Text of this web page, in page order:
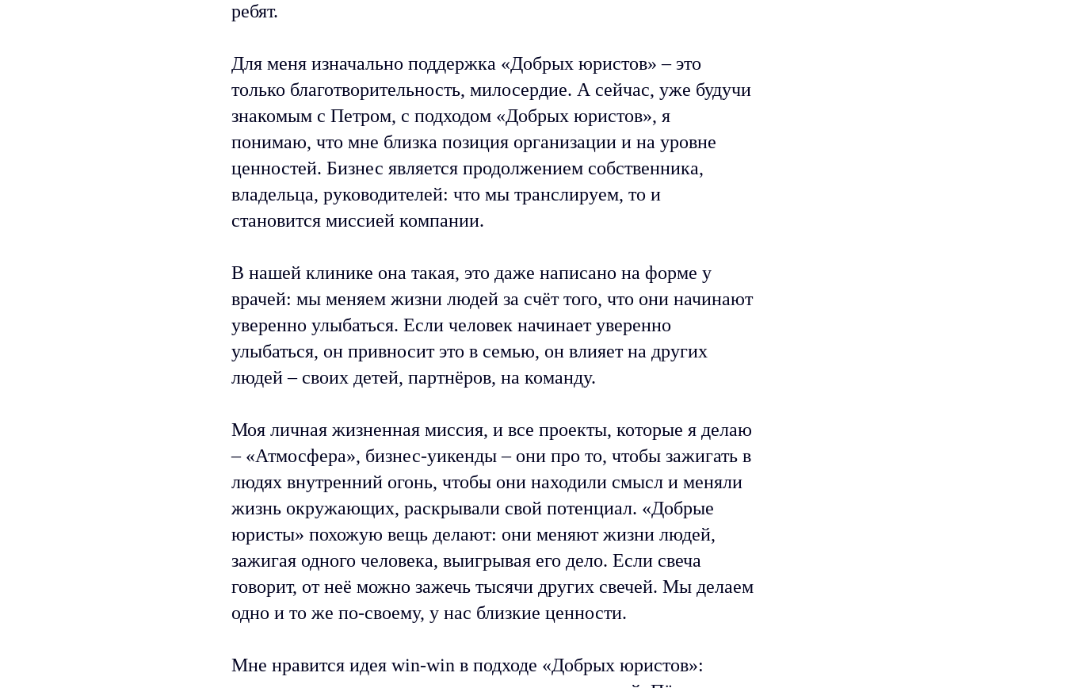
ребят.
Для меня изначально поддержка «Добрых юристов» – это
только благотворительность, милосердие. А сейчас, уже будучи
знакомым с Петром, с подходом «Добрых юристов», я
понимаю, что мне близка позиция организации и на уровне
ценностей. Бизнес является продолжением собственника,
владельца, руководителей: что мы транслируем, то и
становится миссией компании.
В нашей клинике она такая, это даже написано на форме у
врачей: мы меняем жизни людей за счёт того, что они начинают
уверенно улыбаться. Если человек начинает уверенно
улыбаться, он привносит это в семью, он влияет на других
людей – своих детей, партнёров, на команду.
Моя личная жизненная миссия, и все проекты, которые я делаю
– «Атмосфера», бизнес-уикенды – они про то, чтобы зажигать в
людях внутренний огонь, чтобы они находили смысл и меняли
жизнь окружающих, раскрывали свой потенциал. «Добрые
юристы» похожую вещь делают: они меняют жизни людей,
зажигая одного человека, выигрывая его дело. Если свеча
говорит, от неё можно зажечь тысячи других свечей. Мы делаем
одно и то же по-своему, у нас близкие ценности.
Мне нравится идея win-win в подходе «Добрых юристов»: